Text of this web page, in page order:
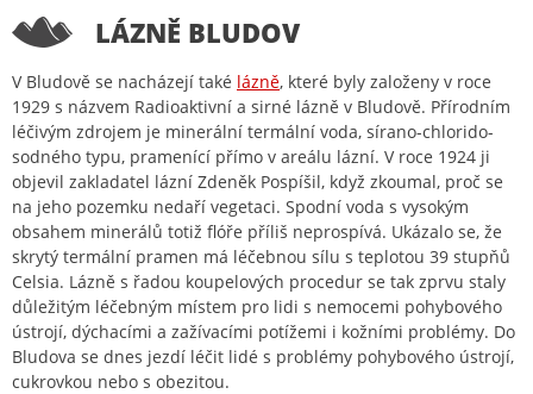
LÁZNĚ BLUDOV
V Bludově se nacházejí také lázně, které byly založeny v roce
1929 s názvem Radioaktivní a sirné lázně v Bludově. Přírodním
léčivým zdrojem je minerální termální voda, sírano-chlorido-
sodného typu, pramenící přímo v areálu lázní. V roce 1924 ji
objevil zakladatel lázní Zdeněk Pospíšil, když zkoumal, proč se
na jeho pozemku nedaří vegetaci. Spodní voda s vysokým
obsahem minerálů totiž flóře příliš neprospívá. Ukázalo se, že
skrytý termální pramen má léčebnou sílu s teplotou 39 stupňů
Celsia. Lázně s řadou koupelových procedur se tak zprvu staly
důležitým léčebným místem pro lidi s nemocemi pohybového
ústrojí, dýchacími a zažívacími potížemi i kožními problémy. Do
Bludova se dnes jezdí léčit lidé s problémy pohybového ústrojí,
cukrovkou nebo s obezitou.